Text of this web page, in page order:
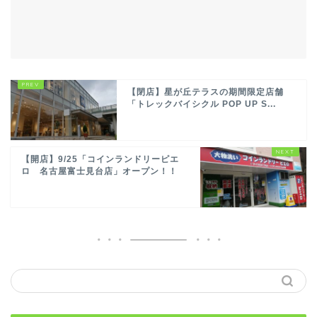
【閉店】星が丘テラスの期間限定店舗
「トレックバイシクル POP UP S...
【開店】9/25「コインランドリーピエ
ロ 名古屋富士見台店」オープン！！